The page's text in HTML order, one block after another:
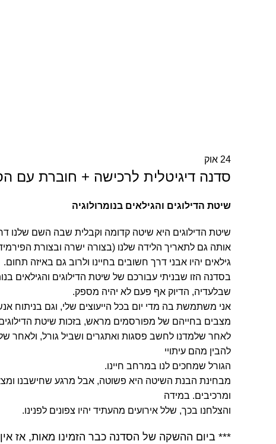
24 אוק
סדנה דיגיטלית לרכישה + חוברת עם
שיטת הדילוגים והגילאים בנומרולוגיה
שיטת הדילוגים היא שיטה קדומה וקבלית שבה השם שלנו
אותה גם לתאריך הלידה שלנו (בצורה ישרה ובצורת
גילאים יהיו אבני דרך חשובים בחיינו ולרוב גם באיזה תחום.
בסדנה הזו שבניתי עבורכם של שיטת הדילוגים והגילאים
שבלעדיה, הדיוק אף פעם לא יהיה מספק.
אני משתמשת בה מדי יום בכל הייעוצים שלי, וגם בניתוח
מצבים בחייהם של מפורסמים מראש, בזכות שיטת
לאחר שלמדנו לחשב פסגות ואתגרים ושביל גורל, ולאחר
להבין מהם עיתויי
הגורל שמחכים לנו במרחב חיינו.
מבחינת הבנת השיטה היא פשוטה, אבל מרגע שחישבנו
ומרכיבים. במידה
והצלחנו בכך, שלל אירועים מהעתיד יהיו צפונים לפנינו.
*** ביום ההשקה של הסדנה כבר הזמינו מאות, אז